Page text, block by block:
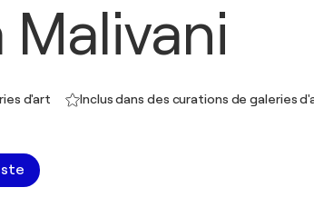
Malivani
d'art Inclus dans des curations de galeries